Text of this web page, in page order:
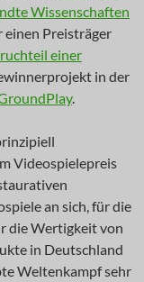
Wissenschaften
einen Preisträger
einer
in der
.
Videospielepreis
an sich, für die
die Wertigkeit von
in Deutschland
Weltenkampf sehr